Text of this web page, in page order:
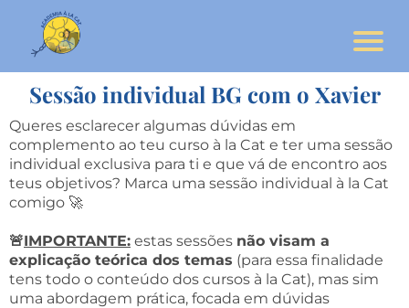
Sessão individual BG com o Xavier
Queres esclarecer algumas dúvidas em
complemento ao teu curso à la Cat e ter uma sessão
individual exclusiva para ti e que vá de encontro aos
teus objetivos? Marca uma sessão individual à la Cat
comigo 🚀
🚨IMPORTANTE: estas sessões não visam a
explicação teórica dos temas (para essa finalidade
tens todo o conteúdo dos cursos à la Cat), mas sim
uma abordagem prática, focada em dúvidas